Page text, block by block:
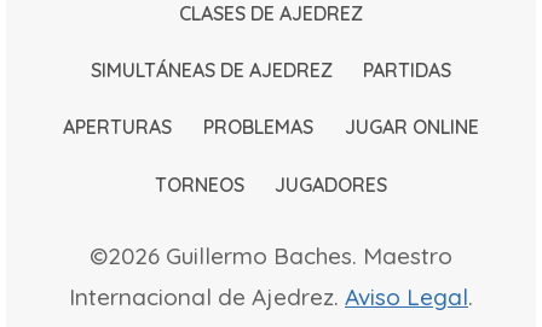
CLASES DE AJEDREZ
SIMULTÁNEAS DE AJEDREZ PARTIDAS
APERTURAS PROBLEMAS JUGAR ONLINE
TORNEOS JUGADORES
©2026 Guillermo Baches. Maestro
Internacional de Ajedrez. Aviso Legal.